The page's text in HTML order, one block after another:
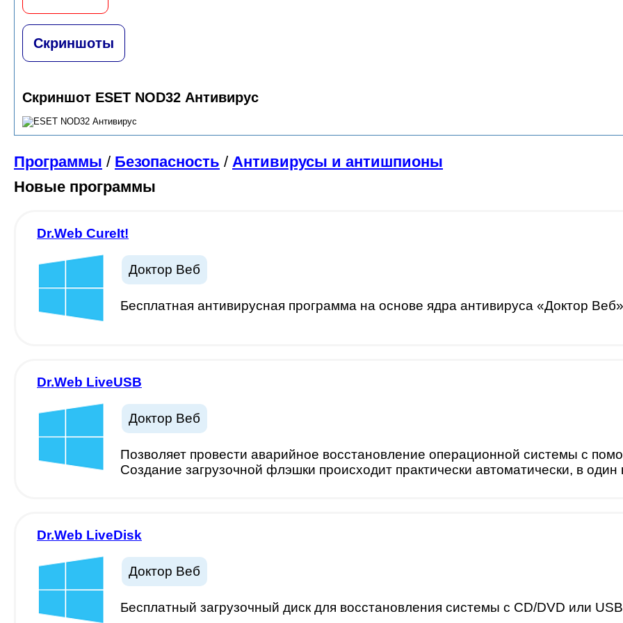
Скриншоты
Скриншот ESET NOD32 Антивирус
Программы / Безопасность / Антивирусы и антишпионы
Новые программы
Dr.Web CureIt!
Доктор Веб
Бесплатная антивирусная программа на основе ядра антивируса «Доктор Веб»
Dr.Web LiveUSB
Доктор Веб
Позволяет провести аварийное восстановление операционной системы с
Создание загрузочной флэшки происходит практически автоматически, в один
Dr.Web LiveDisk
Доктор Веб
Бесплатный загрузочный диск для восстановления системы с CD/DVD или